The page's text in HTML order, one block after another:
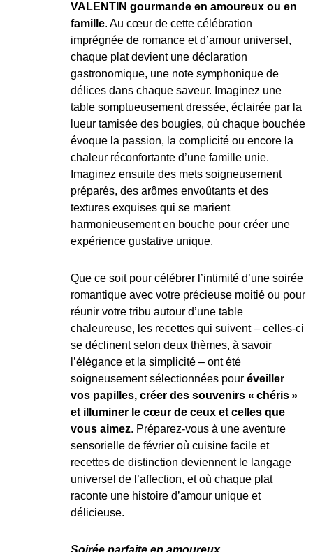
VALENTIN gourmande en amoureux ou en
famille. Au cœur de cette célébration
imprégnée de romance et d’amour universel,
chaque plat devient une déclaration
gastronomique, une note symphonique de
délices dans chaque saveur. Imaginez une
table somptueusement dressée, éclairée par la
lueur tamisée des bougies, où chaque bouchée
évoque la passion, la complicité ou encore la
chaleur réconfortante d’une famille unie.
Imaginez ensuite des mets soigneusement
préparés, des arômes envoûtants et des
textures exquises qui se marient
harmonieusement en bouche pour créer une
expérience gustative unique.
Que ce soit pour célébrer l’intimité d’une soirée
romantique avec votre précieuse moitié ou pour
réunir votre tribu autour d’une table
chaleureuse, les recettes qui suivent – celles-ci
se déclinent selon deux thèmes, à savoir
l’élégance et la simplicité – ont été
soigneusement sélectionnées pour éveiller
vos papilles, créer des souvenirs « chéris »
et illuminer le cœur de ceux et celles que
vous aimez. Préparez-vous à une aventure
sensorielle de février où cuisine facile et
recettes de distinction deviennent le langage
universel de l’affection, et où chaque plat
raconte une histoire d’amour unique et
délicieuse.
Soirée parfaite en amoureux